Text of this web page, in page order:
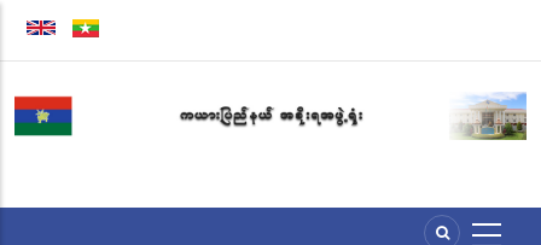
အဓိက
အကြောင်းအရာ
သွား
မည်